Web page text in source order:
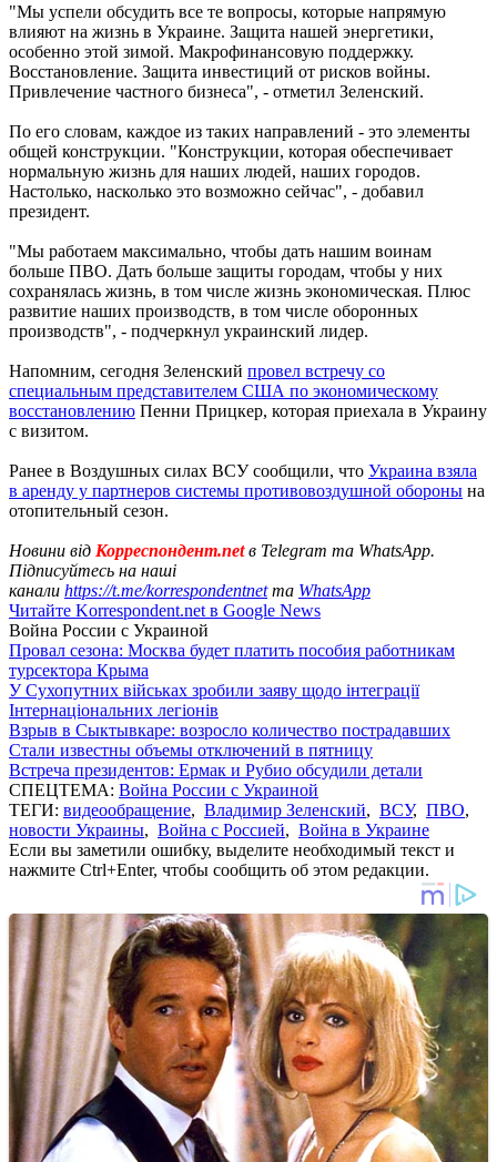
"Мы успели обсудить все те вопросы, которые напрямую
влияют на жизнь в Украине. Защита нашей энергетики,
особенно этой зимой. Макрофинансовую поддержку.
Восстановление. Защита инвестиций от рисков войны.
Привлечение частного бизнеса", - отметил Зеленский.
По его словам, каждое из таких направлений - это элементы
общей конструкции. "Конструкции, которая обеспечивает
нормальную жизнь для наших людей, наших городов.
Настолько, насколько это возможно сейчас", - добавил
президент.
"Мы работаем максимально, чтобы дать нашим воинам
больше ПВО. Дать больше защиты городам, чтобы у них
сохранялась жизнь, в том числе жизнь экономическая. Плюс
развитие наших производств, в том числе оборонных
производств", - подчеркнул украинский лидер.
Напомним, сегодня Зеленский провел встречу со
специальным представителем США по экономическому
восстановлению Пенни Прицкер, которая приехала в Украину
с визитом.
Ранее в Воздушных силах ВСУ сообщили, что Украина взяла
в аренду у партнеров системы противовоздушной обороны на
отопительный сезон.
Новини від Корреспондент.netв Telegram та WhatsApp.
Підписуйтесь на наші
канали https://t.me/korrespondentnetта WhatsApp
Читайте Korrespondent.net в Google News
Война России с Украиной
Провал сезона: Москва будет платить пособия работникам
турсектора Крыма
У Сухопутних військах зробили заяву щодо інтеграції
Інтернаціональних легіонів
Взрыв в Сыктывкаре: возросло количество пострадавших
Стали известны объемы отключений в пятницу
Встреча президентов: Ермак и Рубио обсудили детали
СПЕЦТЕМА: Война России с Украиной
ТЕГИ: видеообращение, Владимир Зеленский, ВСУ, ПВО,
новости Украины, Война с Россией, Война в Украине
Если вы заметили ошибку, выделите необходимый текст и
нажмите Ctrl+Enter, чтобы сообщить об этом редакции.